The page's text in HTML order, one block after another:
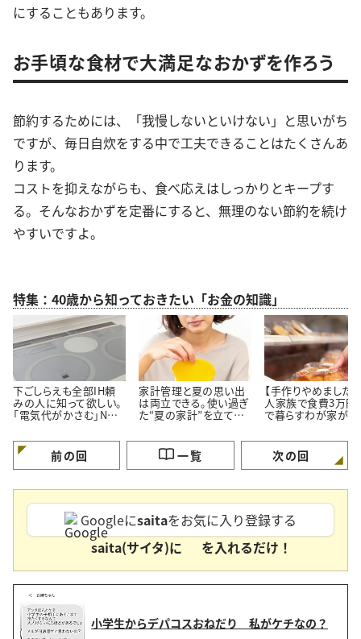
にすることもあります。
お手頃な食材で大満足なおかずを作ろう
節約するためには、「我慢しないといけない」と思いがち
ですが、毎日自炊をする中で工夫できることはたくさんあ
ります。
コストを抑えながらも、食べ応えはしっかりとキープす
る。そんなおかずを定番にすると、無理のない節約を続け
やすいですよ。
特集：40歳から知っておきたい「お金の知識」
下ごしらえも全部IH頼
みの人に知って欲しい。
「電気代がかさむ」NG
家計管理と夏の思い出
は両立できる。使い過ぎ
た“夏の家計”を立て直
【手作りやめました】
人家族で食費3万円
で暮らすわが家が「
3つ」
前の回 一覧 次の回
Googleにsaitaをお気に入り登録する
saita(サイタ)に
を入れるだけ！
小学生からデパコスおねだり 私がケチなの？